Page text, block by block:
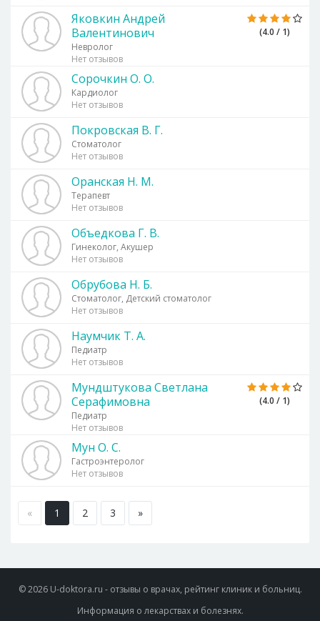
(4.0 / 1)
Яковкин Андрей
Валентинович
Невролог
Нет отзывов
Сорочкин О. О.
Кардиолог
Нет отзывов
Покровская В. Г.
Стоматолог
Нет отзывов
Оранская Н. М.
Терапевт
Нет отзывов
Объедкова Г. В.
Гинеколог, Акушер
Нет отзывов
Обрубова Н. Б.
Стоматолог, Детский стоматолог
Нет отзывов
Наумчик Т. А.
Педиатр
Нет отзывов
(4.0 / 1)
Мундштукова Светлана
Серафимовна
Педиатр
Нет отзывов
Мун О. С.
Гастроэнтеролог
Нет отзывов
« 1 2 3 »
© 2026 U-doktora.ru - отзывы о врачах, рейтинг клиник и больниц.
Информация о лекарствах и болезнях.